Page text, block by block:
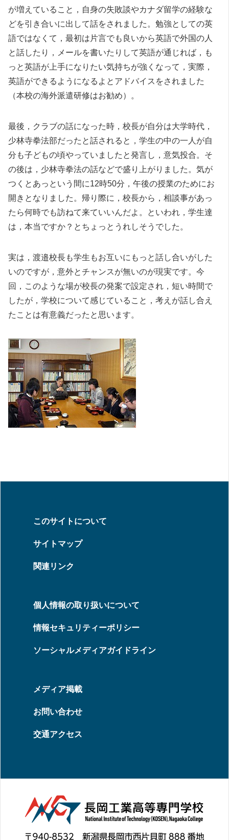
が増えていること，自身の失敗談やカナダ留学の経験な
どを引き合いに出して話をされました。勉強としての英
語ではなくて，最初は片言でも良いから英語で外国の人
と話したり，メールを書いたりして英語が通じれば，も
っと英語が上手になりたい気持ちが強くなって，実際，
英語ができるようになるよとアドバイスをされました
（本校の海外派遣研修はお勧め）。
最後，クラブの話になった時，校長が自分は大学時代，
少林寺拳法部だったと話されると，学生の中の一人が自
分も子どもの頃やっていましたと発言し，意気投合。そ
の後は，少林寺拳法の話などで盛り上がりました。気が
つくとあっという間に12時50分，午後の授業のためにお
開きとなりました。帰り際に，校長から，相談事があっ
たら何時でも訪ねて来ていいんだよ。といわれ，学生達
は，本当ですか？とちょっとうれしそうでした。
実は，渡邉校長も学生もお互いにもっと話し合いがした
いのですが，意外とチャンスが無いのが現実です。今
回，このような場が校長の発案で設定され，短い時間で
したが，学校について感じていること，考えが話し合え
たことは有意義だったと思います。
このサイトについて
サイトマップ
関連リンク
個人情報の取り扱いについて
情報セキュリティーポリシー
ソーシャルメディアガイドライン
メディア掲載
お問い合わせ
交通アクセス